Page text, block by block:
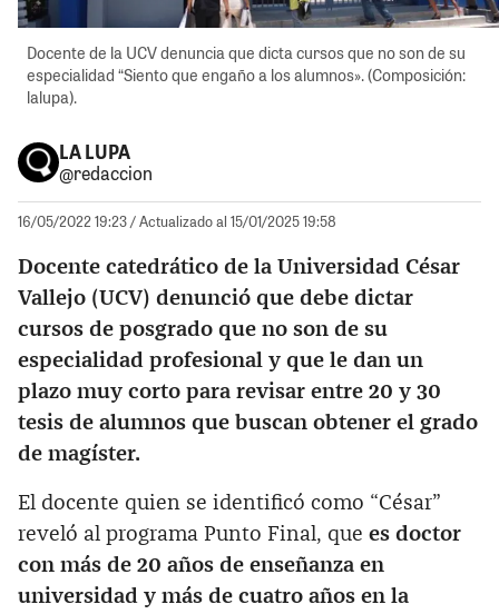
Docente de la UCV denuncia que dicta cursos que no son de su
especialidad “Siento que engaño a los alumnos». (Composición:
lalupa).
LA LUPA
@redaccion
16/05/2022 19:23/ Actualizado al 15/01/2025 19:58
Docente catedrático de la Universidad César
Vallejo (UCV) denunció que debe dictar
cursos de posgrado que no son de su
especialidad profesional y que le dan un
plazo muy corto para revisar entre 20 y 30
tesis de alumnos que buscan obtener el grado
de magíster.
El docente quien se identificó como “César”
reveló al programa Punto Final, que es doctor
con más de 20 años de enseñanza en
universidad y más de cuatro años en la